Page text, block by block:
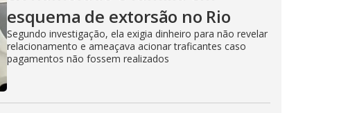
esquema de extorsão no Rio
Segundo investigação, ela exigia dinheiro para não revelar
relacionamento e ameaçava acionar traficantes caso
pagamentos não fossem realizados